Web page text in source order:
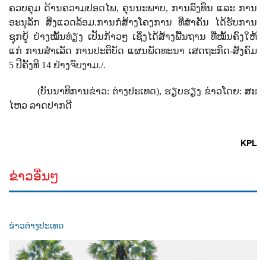
ຄວບ​ຄຸມ ​ດ້ານ​ຄວາມ​ປອດ​ໄພ, ຄຸນ​ນະ​ພາບ, ການ​ລົງ​ທຶນ​ ແລະ ​ການ​
ອະ​ນຸ​ລັກ ​ສິ່ງ​ແວດ​ລ້ອມ.ການ​ກໍ່​ສ້າງ​ໂຄງ​ການ ​ທີ່​ສຳ​ຄັນ​ ໄດ້​ຮັບ​ການ​
ຊຸກ​ຍູ້ ​ຢ່າງ​ໝັ້ນ​ທ່ຽງ ​ເປັນ​ກ້າວໆ ເຊິ່ງ​ໄດ້​ສ້າງ​ພື້ນ​ຖານ ​ທີ່​ໝັ້ນຄົງ​ໃຫ້​
ແກ່ ​ການ​ສຳ​ເລັດ ​ການ​ປະ​ຕິ​ບັດ ແຜນ​ພັດ​ທະ​ນາ ​ເສດ​ຖະ​ກິດ-ສັງ​ຄົມ
5 ປີ​ຄັ້ງ​ທີ 14 ຢ່າງ​ຈົບ​ງາມ./.
(ບັນນາທິການຂ່າວ: ຕ່າງປະເທດ), ຮຽບຮຽງ ຂ່າວໂດຍ: ສະ
ໄຫວ ລາດປາກດີ
KPL
ຂ່າວອື່ນໆ
ຂ່າວຕ່າງປະເທດ